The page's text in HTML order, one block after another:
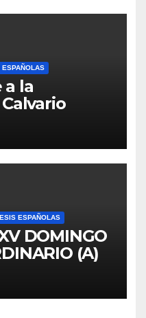
ESPAÑOLAS
a la
ESPAÑOLAS
DOMINGO
(A)